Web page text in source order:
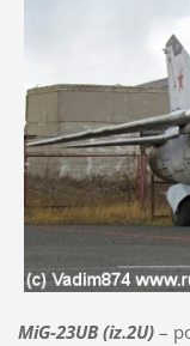
MiG-23UB (iz.2U)–